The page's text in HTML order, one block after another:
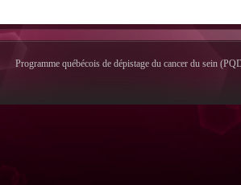
Programme québécois de dépistage du cancer du sein